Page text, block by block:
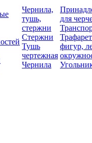
Чернила,
тушь,
стержни
Стержни
Тушь
чертежная
Чернила
для
фигур,